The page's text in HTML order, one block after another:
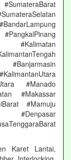
#Kalimatan
#Banjarmasin
#Manado
#Makassar
#Mamuju
#Denpasar
Karet Lantai,